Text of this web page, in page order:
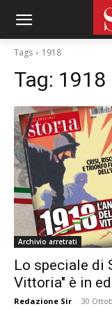
Tags 1918
Tag: 1918
Archivio arretrati
Lo speciale di
Vittoria" è in
Redazione Sir - 30